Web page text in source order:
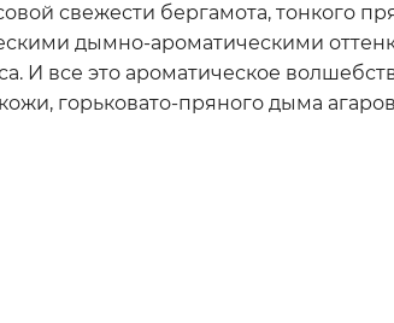
свежести бергамота, тонкого
дымно-ароматическими
И все это ароматическое
горьковато-пряного дыма